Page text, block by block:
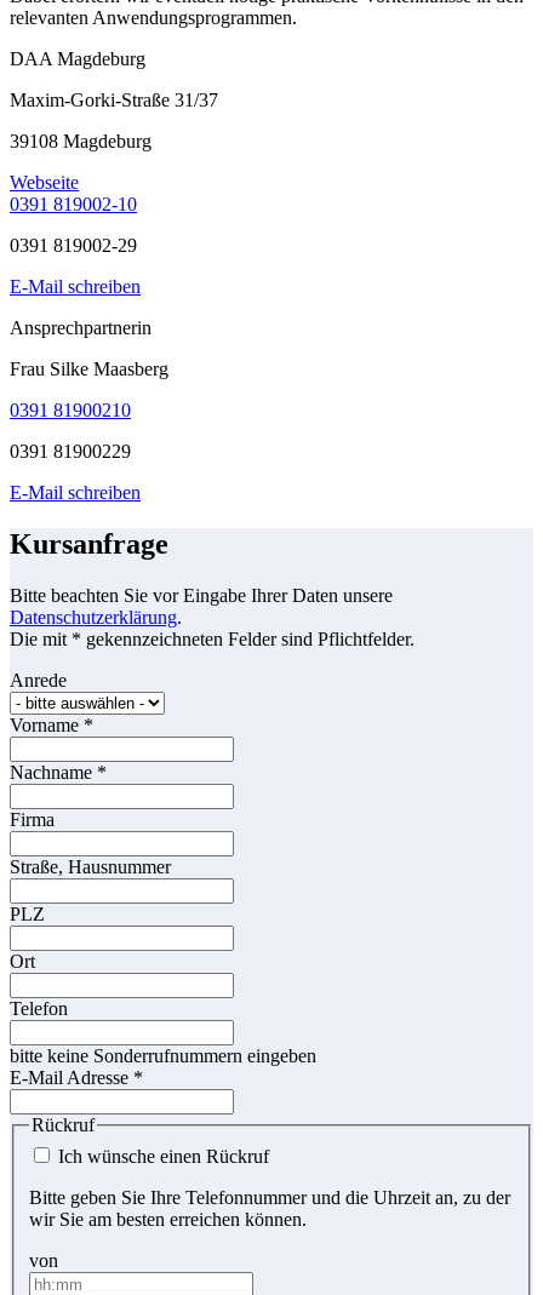
relevanten Anwendungsprogrammen.
DAA Magdeburg
Maxim-Gorki-Straße 31/37
39108 Magdeburg
Webseite
0391 819002-10
0391 819002-29
E-Mail schreiben
Ansprechpartnerin
Frau Silke Maasberg
0391 81900210
0391 81900229
E-Mail schreiben
Kursanfrage
Bitte beachten Sie vor Eingabe Ihrer Daten unsere
Datenschutzerklärung.
Die mit * gekennzeichneten Felder sind Pflichtfelder.
Anrede
Vorname *
Nachname *
Firma
Straße, Hausnummer
PLZ
Ort
Telefon
bitte keine Sonderrufnummern eingeben
E-Mail Adresse *
Rückruf
Ich wünsche einen Rückruf
Bitte geben Sie Ihre Telefonnummer und die Uhrzeit an, zu der
wir Sie am besten erreichen können.
von